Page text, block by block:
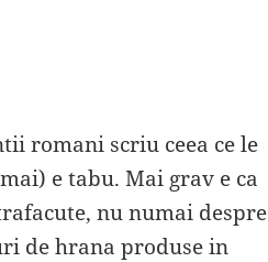
romani scriu ceea ce le
e tabu. Mai grav e ca
nu numai despre
de hrana produse in